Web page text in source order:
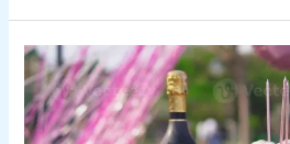
Comment
organiser
un
anniversaire